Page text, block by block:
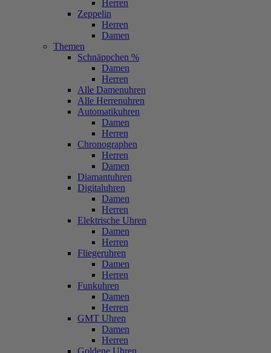
Herren
Zeppelin
Herren
Damen
Themen
Schnäppchen %
Damen
Herren
Alle Damenuhren
Alle Herrenuhren
Automatikuhren
Damen
Herren
Chronographen
Herren
Damen
Diamantuhren
Digitaluhren
Damen
Herren
Elektrische Uhren
Damen
Herren
Fliegeruhren
Damen
Herren
Funkuhren
Damen
Herren
GMT Uhren
Damen
Herren
Goldene Uhren